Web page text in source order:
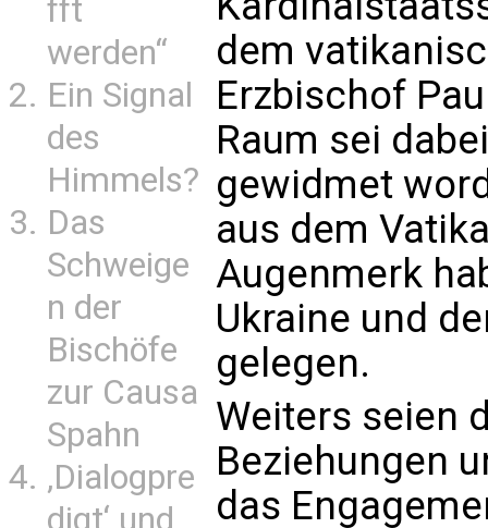
fft
werden“
Ein Signal
des
Himmels?
Das
Schweige
n der
Bischöfe
zur Causa
Spahn
‚Dialogpre
digt‘ und
dem
Erzbischof
Raum sei
gewidmet
aus dem
Augenmerk
Ukraine und
gelegen.
Weiters seien
Beziehungen
das